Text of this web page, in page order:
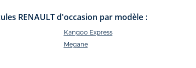
RENAULT d'occasion par modèle :
Kangoo Express
Megane